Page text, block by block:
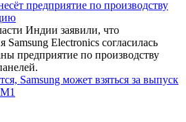
предприятие по производству
Индии заявили, что
Electronics согласилась
предприятие по производству